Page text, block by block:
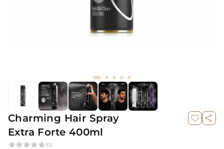
Charming Hair Spray
Extra Forte 400ml
(0)